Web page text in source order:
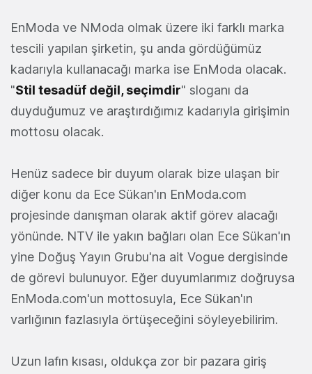
EnModa ve NModa olmak üzere iki farklı marka
tescili yapılan şirketin, şu anda gördüğümüz
kadarıyla kullanacağı marka ise EnModa olacak.
"Stil tesadüf değil, seçimdir" sloganı da
duyduğumuz ve araştırdığımız kadarıyla girişimin
mottosu olacak.
Henüz sadece bir duyum olarak bize ulaşan bir
diğer konu da Ece Sükan'ın EnModa.com
projesinde danışman olarak aktif görev alacağı
yönünde. NTV ile yakın bağları olan Ece Sükan'ın
yine Doğuş Yayın Grubu'na ait Vogue dergisinde
de görevi bulunuyor. Eğer duyumlarımız doğruysa
EnModa.com'un mottosuyla, Ece Sükan'ın
varlığının fazlasıyla örtüşeceğini söyleyebilirim.
Uzun lafın kısası, oldukça zor bir pazara giriş